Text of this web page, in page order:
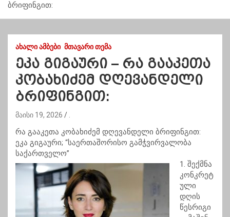
ბრიფინგით:
ᲐᲮᲐᲚᲘ ᲐᲛᲑᲔᲑᲘ ᲛᲗᲐᲕᲐᲠᲘ ᲗᲔᲛᲐ
ეკა გიგაური – რა გააკეთა
კობახიძემ დღევანდელი
ბრიფინგით:
მაისი 19, 2026
რა გააკეთა კობახიძემ დღევანდელი ბრიფინგით:
ეკა გიგაური; “საერთაშორისო გამჭვირვალობა
საქართველო”
1. შექმნა
კონკრეტ
ული
დღის
წესრიგი